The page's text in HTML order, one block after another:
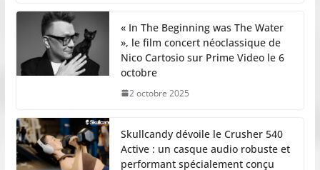
« In The Beginning was The Water
», le film concert néoclassique de
Nico Cartosio sur Prime Video le 6
octobre
2 octobre 2025
Skullcandy dévoile le Crusher 540
Active : un casque audio robuste et
performant spécialement conçu